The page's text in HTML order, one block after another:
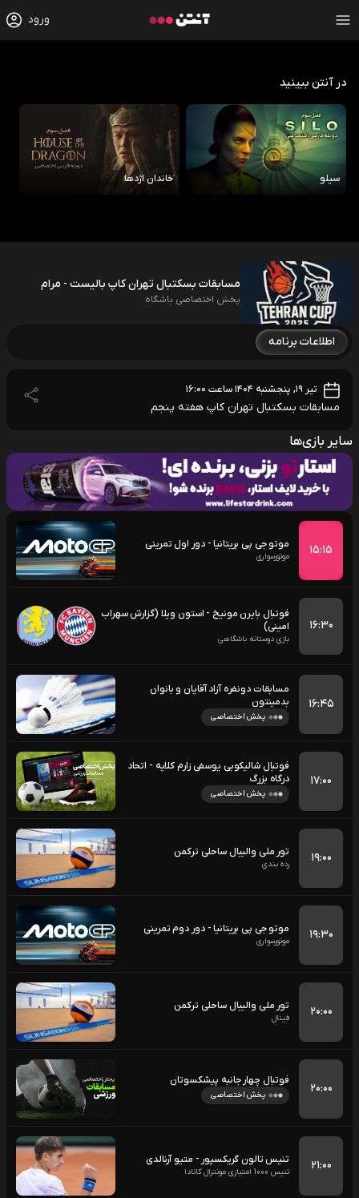
ورود
در آنتن ببینید
سیلو خاندان اژدها
مسابقات بسکتبال تهران کاپ بالیست - مرام
پخش اختصاصی باشگاه
اطلاعات برنامه
تیر ۱۹, پنجشنبه ۱۴۰۴ ساعت ۱۶:۰۰
مسابقات بسکتبال تهران کاپ هفته پنجم
سایر بازی‌ها
۱۵:۱۵ موتو جی پی بریتانیا - دور اول تمرینی
موتورسواری
۱۶:۳۰
فوتبال بایرن مونیخ - استون ویلا (گزارش سهراب
امینی)
بازی دوستانه باشگاهی
۱۶:۴۵
مسابقات دونفره آزاد آقایان و بانوان
بدمینتون
پخش اختصاصی
۱۷:۰۰
فوتبال شالیکوبی یوسفی زارم کلایه - اتحاد
درگاه بزرگ
پخش اختصاصی
۱۹:۰۰ تور ملی والیبال ساحلی ترکمن
رده بندی
۱۹:۳۰ موتو جی پی بریتانیا - دور دوم تمرینی
موتورسواری
۲۰:۰۰ تور ملی والیبال ساحلی ترکمن
فینال
۲۰:۰۰
فوتبال چهار جانبه پیشکسوتان
پخش اختصاصی
۲۱:۰۰ تنیس تالون گریکسپور - متیو آرنالدی
تنیس 1000 امتیازی مونترال کانادا